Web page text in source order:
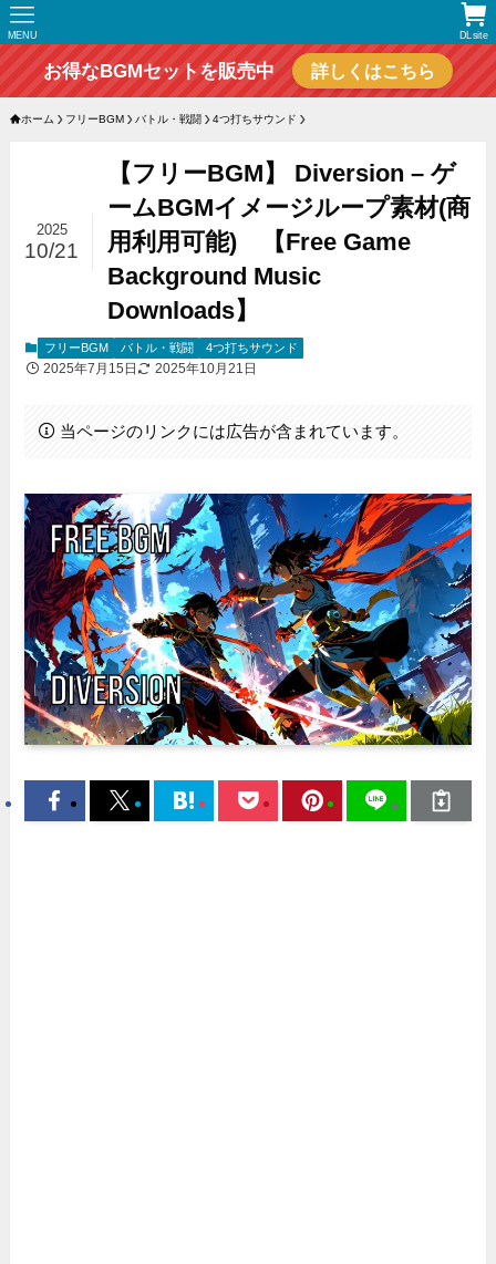
DLsite
MENU
お得なBGMセットを販売中 詳しくはこちら
ホーム フリーBGM バトル・戦闘 4つ打ちサウンド
【フリーBGM】 Diversion – ゲ
ームBGMイメージループ素材(商
用利用可能) 【Free Game
Background Music
Downloads】
2025
10/21
フリーBGM バトル・戦闘 4つ打ちサウンド
2025年7月15日 2025年10月21日
当ページのリンクには広告が含まれています。